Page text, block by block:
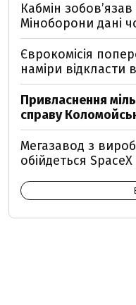
Кабмін
Міноборони дані
Єврокомісія
наміри відкласти
Привласнення
справу
Мегазавод з
обійдеться